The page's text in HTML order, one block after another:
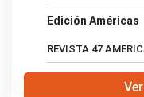
Edición Américas
REVISTA 47